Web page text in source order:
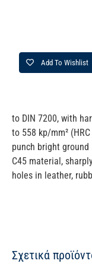
Add To Wishlist
to DIN 7200, with
to 558 kp/mm²
punch bright
C45 material,
holes in leather,
Σχετικά